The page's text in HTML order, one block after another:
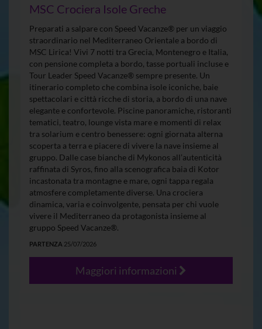
MSC Crociera Isole Greche
Preparati a salpare con Speed Vacanze® per un viaggio
straordinario nel Mediterraneo Orientale a bordo di
MSC Lirica! Vivi 7 notti tra Grecia, Montenegro e Italia,
con pensione completa a bordo, tasse portuali incluse e
Tour Leader Speed Vacanze® sempre presente. Un
itinerario completo che combina isole iconiche, baie
spettacolari e città ricche di storia, a bordo di una nave
elegante e confortevole. Piscine panoramiche, ristoranti
tematici, teatro, lounge vista mare e momenti di relax
tra solarium e centro benessere: ogni giornata alterna
scoperta a terra e piacere di vivere la nave insieme al
gruppo. Dalle case bianche di Mykonos all’autenticità
raffinata di Syros, fino alla scenografica baia di Kotor
incastonata tra montagne e mare, ogni tappa regala
atmosfere completamente diverse. Una crociera
dinamica, varia e coinvolgente, pensata per chi vuole
vivere il Mediterraneo da protagonista insieme al
gruppo Speed Vacanze®.
PARTENZA 25/07/2026
Maggiori informazioni